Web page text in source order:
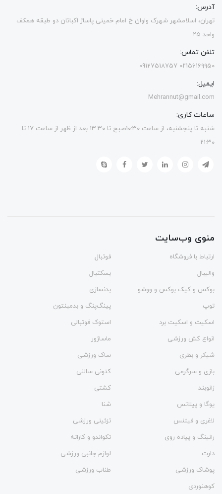
آدرس:
تهران، اسلامشهر شهرک واوان خ امام خمینی پاساژ اکباتان دو طبقه همکف
واحد ۲۵
تلفن تماس:
۰۲۱۵۶۱۶۹۹۵۰ 09127518757
ایمیل:
Mehrannut@gmail.com
ساعات کاری:
شنبه تا پنجشنبه، از ساعت ۱۰:۳۰صبح تا ۱۳.۳۰ بعد از ظهر از ساعت ۱۷ تا
۲۱:۳۰
منوی وب‌سایت
ارتباط با فروشگاه
فوتبال
والیبال
بسکتبال
بوکس و کیک بوکس و ووشو
بدنسازی
توپ
پینگ‌پنگ و بدمينتون
اسکیت و اسکیت برد
استوک فوتبالی
انواع کش ورزشی
ماساژور
شیکر و بطری
ساک ورزشی
بازی و سرگرمی
کتونی سالنی
زانوبند
کشتی
یوگا و پیلاتس
شنا
لاغری و فیتنس
تزئینی ورزشی
رانینگ و پیاده روی
تکواندو و کاراته
دارت
لوازم جانبی ورزشی
پوشاک ورزشی
طناب ورزشی
کوهنوردی